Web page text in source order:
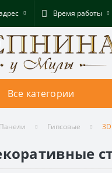
Время работы
Все категории
Гипсовые